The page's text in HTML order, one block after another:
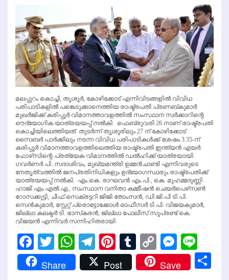
മലപ്പുറം കൊച്ചി, തൃശൂര്‍, കോഴിക്കോട് എന്നിവിടങ്ങളില്‍ വിവിധ
പരിപാടികളില്‍ പങ്കെടുക്കാനെത്തിയ രാഷ്ട്രപതി പ്രണബ്കുമാര്‍
മുഖര്‍ജിക്ക് കരിപ്പൂര്‍ വിമാനത്താവളത്തില്‍ സംസ്ഥാന സര്‍ക്കാറിന്റെ
ഔദ്യോഗിക യാത്രയയപ്പ് നല്‍കി. ഫെബ്രുവരി 26 നാണ് രാഷ്ട്രപതി
കൊച്ചിയിലെത്തിയത്. തുടര്‍ന്ന് തൃശൂരിലും 27 ന് കോഴിക്കോട്
സൈബര്‍ പാര്‍ക്കിലും നടന്ന വിവിധ പരിപാടികള്‍ക്ക് ശേഷം 3.35-ന്
കരിപ്പൂര്‍ വിമാനത്താവളത്തിലെത്തിയ രാഷ്ട്രപതി ഇന്ത്യന്‍ എയര്‍
ഫോഴ്‌സിന്റെ പ്രത്യേക വിമാനത്തില്‍ ഡല്‍ഹിക്ക് യാത്രയായി.
ഗവര്‍ണര്‍ പി. സദാശിവം, മുഖ്യമന്ത്രി ഉമ്മന്‍ചാണ്ടി എന്നിവരുടെ
നേതൃത്വത്തില്‍ ജനപ്രതിനിധികളും ഉദ്യോഗസ്ഥരും രാഷ്ട്രപതിക്ക്
യാത്രയയപ്പ് നല്‍കി. എം.കെ. രാഘവന്‍ എം.പി., കെ. മുഹമ്മദുണ്ണി
ഹാജി എം.എല്‍.എ., സംസ്ഥാന വനിതാ കമ്മീഷന്‍ ചെയര്‍പെഴ്‌സണ്‍
റോസക്കുട്ടി, ചീഫ് സെക്രട്ടറി ജിജി തോംസന്‍, ഡി.ജി.പി ടി.പി.
സെന്‍കുമാര്‍, സ്റ്റേറ്റ് പ്രൊട്ടോക്കോള്‍ ഓഫീസര്‍ ടി.പി. വിജയകുമാര്‍,
ജില്ലാ കലക്ടര്‍ ടി. ഭാസ്‌കരന്‍, ജില്ലാ പോലീസ് സൂപ്രണ്ട് കെ.
വിജയന്‍ എന്നിവര്‍ സന്നിഹിതരായി.
Facebook
TwitterWhatsApp
Telegram
Pinterest
Tumblr
Copy
Link
Share Post Save